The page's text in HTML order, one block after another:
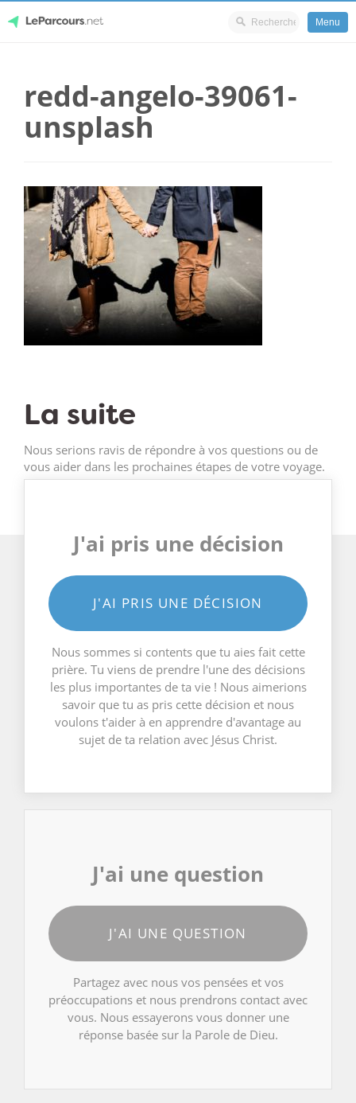
content
Menu
redd-angelo-39061-
unsplash
La suite
Nous serions ravis de répondre à vos questions ou de
vous aider dans les prochaines étapes de votre voyage.
J'ai pris une décision
J'AI PRIS UNE DÉCISION
Nous sommes si contents que tu aies fait cette
prière. Tu viens de prendre l'une des décisions
les plus importantes de ta vie ! Nous aimerions
savoir que tu as pris cette décision et nous
voulons t'aider à en apprendre d'avantage au
sujet de ta relation avec Jésus Christ.
J'ai une question
J'AI UNE QUESTION
Partagez avec nous vos pensées et vos
préoccupations et nous prendrons contact avec
vous. Nous essayerons vous donner une
réponse basée sur la Parole de Dieu.